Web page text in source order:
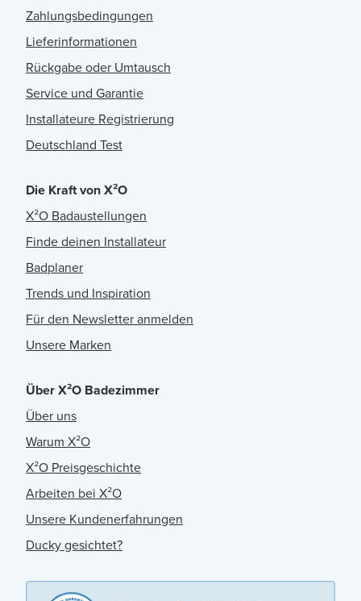
Zahlungsbedingungen
Lieferinformationen
Rückgabe oder Umtausch
Service und Garantie
Installateure Registrierung
Deutschland Test
Die Kraft von X²O
X²O Badaustellungen
Finde deinen Installateur
Badplaner
Trends und Inspiration
Für den Newsletter anmelden
Unsere Marken
Über X²O Badezimmer
Über uns
Warum X²O
X²O Preisgeschichte
Arbeiten bei X²O
Unsere Kundenerfahrungen
Ducky gesichtet?